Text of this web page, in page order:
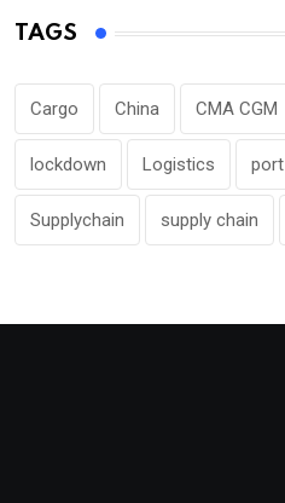
TAGS
Cargo China CMA CGM
lockdown Logistics port
Supplychain supply chain